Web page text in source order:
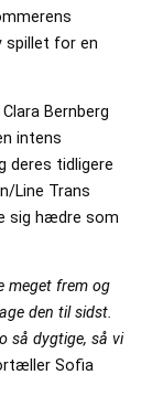
spillet for en
Bernberg
intens
deres tidligere
Line Trans
sig hædre som
meget frem og
den til sidst.
så dygtige, så vi
Sofia